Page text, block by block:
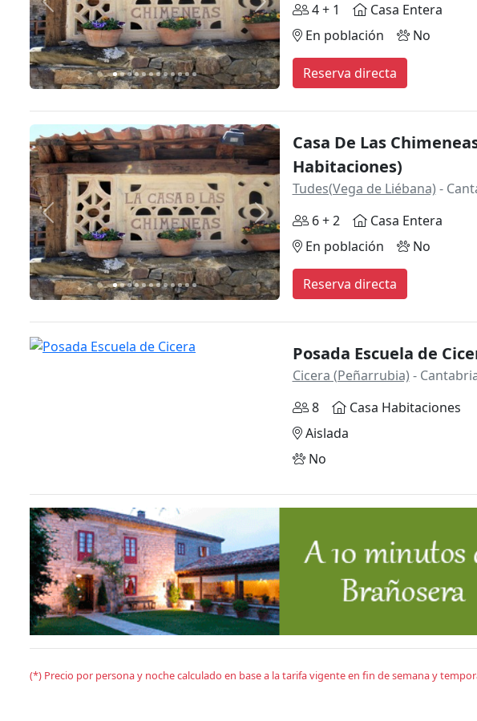
Anterior Siguiente4 + 1
Casa Entera
En población
No
Reserva directa
Anterior Siguiente
Casa De Las
Habitaciones)
Tudes(Vega de Liébana) -
6 + 2
Casa Entera
En población
No
Reserva directa
Posada Escuela de
Cicera (Peñarrubia) -
8
Casa Habitaciones
Aislada
No
(*) Precio por persona y noche calculado en base a la tarifa vigente en fin de semana y